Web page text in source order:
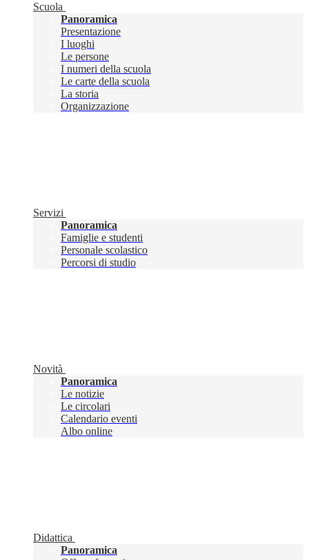
Scuola
Panoramica
Presentazione
I luoghi
Le persone
I numeri della scuola
Le carte della scuola
La storia
Organizzazione
Servizi
Panoramica
Famiglie e studenti
Personale scolastico
Percorsi di studio
Novità
Panoramica
Le notizie
Le circolari
Calendario eventi
Albo online
Didattica
Panoramica